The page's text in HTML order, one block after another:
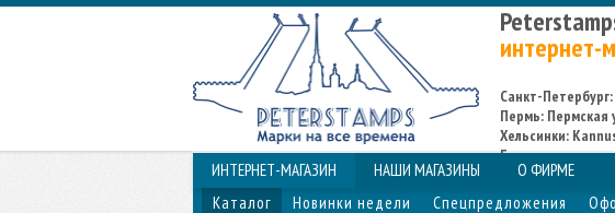
интернет-
Санкт-
Пермь: Пермская
Хельсинки:
Espoo
ИНТЕРНЕТ-МАГАЗИН НАШИ МАГАЗИНЫ
О ФИРМЕ
Каталог
Новинки недели Спецпредложения